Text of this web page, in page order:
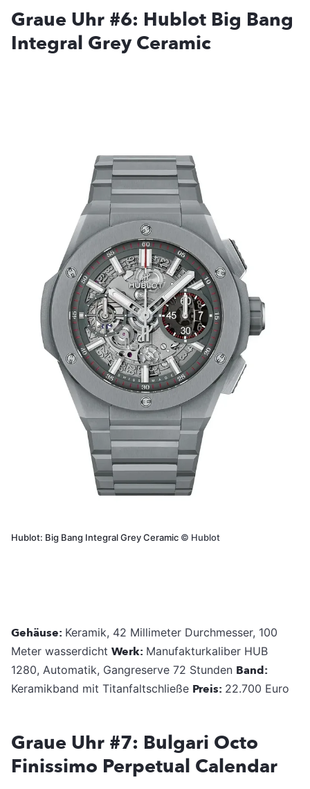
Graue Uhr #6: Hublot Big Bang
Integral Grey Ceramic
Hublot: Big Bang Integral Grey Ceramic © Hublot
Gehäuse: Keramik, 42 Millimeter Durchmesser, 100
Meter wasserdicht Werk: Manufakturkaliber HUB
1280, Automatik, Gangreserve 72 Stunden Band:
Keramikband mit Titanfaltschließe Preis: 22.700 Euro
Graue Uhr #7: Bulgari Octo
Finissimo Perpetual Calendar